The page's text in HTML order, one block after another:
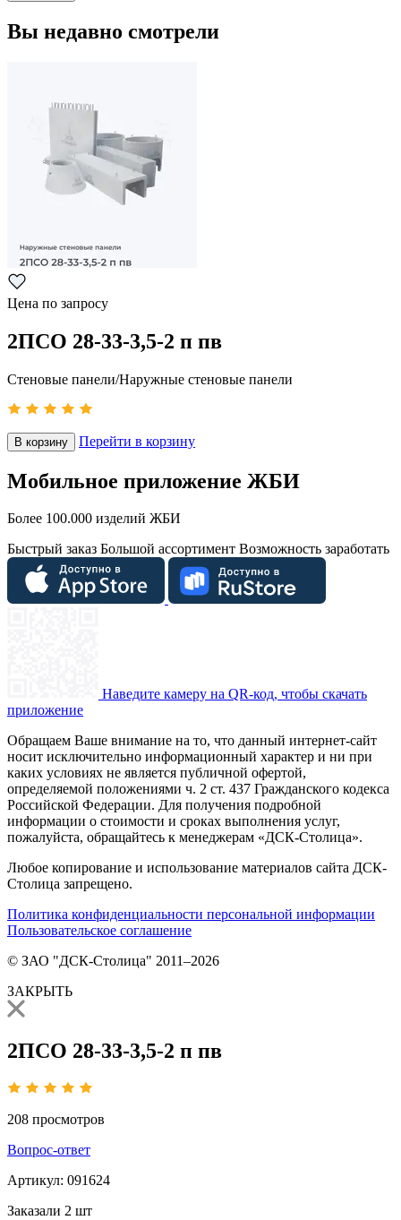
Вы недавно смотрели
Цена по запросу
2ПСО 28-33-3,5-2 п пв
Стеновые панели/Наружные стеновые панели
В корзину Перейти в корзину
Мобильное приложение ЖБИ
Более 100.000 изделий ЖБИ
Быстрый заказ Большой ассортимент Возможность заработать
Наведите камеру на QR-код, чтобы скачать
приложение
Обращаем Ваше внимание на то, что данный интернет-сайт
носит исключительно информационный характер и ни при
каких условиях не является публичной офертой,
определяемой положениями ч. 2 ст. 437 Гражданского кодекса
Российской Федерации. Для получения подробной
информации о стоимости и сроках выполнения услуг,
пожалуйста, обращайтесь к менеджерам «ДСК-Столица».
Любое копирование и использование материалов сайта ДСК-
Столица запрещено.
Политика конфиденциальности персональной информации
Пользовательское соглашение
© ЗАО "ДСК-Столица" 2011–2026
ЗАКРЫТЬ
2ПСО 28-33-3,5-2 п пв
208 просмотров
Вопрос-ответ
Артикул: 091624
Заказали 2 шт